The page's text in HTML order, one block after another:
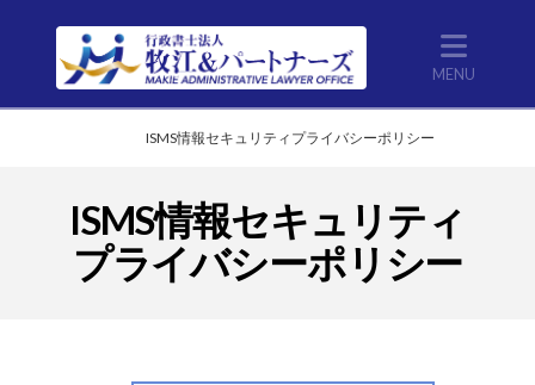
HomeISMS情報セキュリティプライバシーポリシー
ISMS情報セキュリティ
プライバシーポリシー